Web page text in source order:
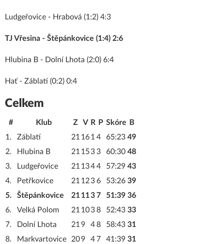
Ludgeřovice - Hrabová (1:2) 4:3
TJ Vřesina - Štěpánkovice (1:4) 2:6
Hlubina B - Dolní Lhota (2:0) 6:4
Hať - Záblatí (0:2) 0:4
Celkem
# Klub Z V R P Skóre
B
1.
Záblatí 21 161 4 65:23 49
2.
Hlubina B 21 1533 60:30 48
3.
Ludgeřovice 21 1344 57:29 43
4.
Petřkovice 21 1236 53:26 39
5.
Štěpánkovice 211137 51:39 36
6.
Velká Polom 21 1038 52:43 33
7.
Dolní Lhota 21 9 48 58:43 31
8.
Markvartovice 209 4 7 41:39 31